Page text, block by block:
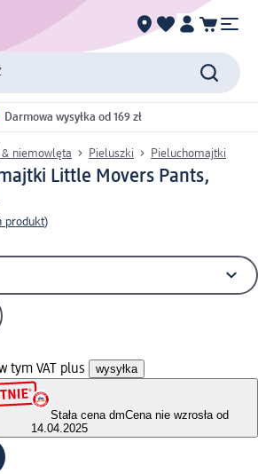
Darmowa wysyłka od 169 zł
& niemowlęta Pieluszki Pieluchomajtki
Little Movers Pants,
produkt)
tym VAT plus wysyłka
Stała cena dmCena nie wzrosła od
14.04.2025